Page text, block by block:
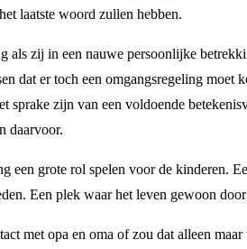
laatste woord zullen hebben.
als zij in een nauwe persoonlijke
dat er toch een omgangsregeling
zijn van een voldoende
daarvoor.
een grote rol spelen voor de kinderen.
Een plek waar het leven gewoon
met opa en oma of zou dat alleen